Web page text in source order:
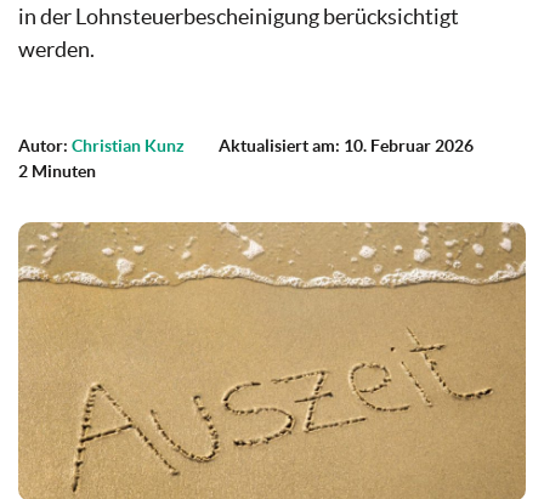
in der Lohnsteuerbescheinigung berücksichtigt
werden.
Autor: Christian Kunz
Aktualisiert am: 10. Februar 2026
2 Minuten